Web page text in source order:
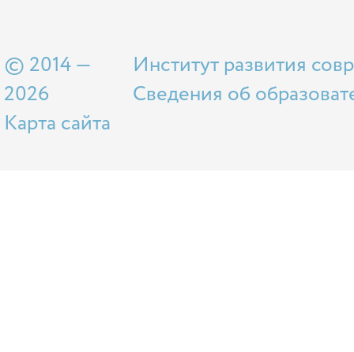
© 2014 —
2026
Карта сайта
Институт развития
Сведения об